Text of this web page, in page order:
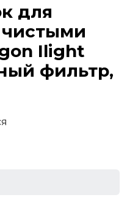
для
Ilight
фильтр,